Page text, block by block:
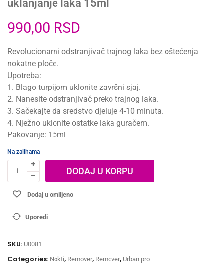
uklanjanje laka 15ml
990,00 RSD
Revolucionarni odstranjivač trajnog laka bez oštećenja
nokatne ploče.
Upotreba:
1. Blago turpijom uklonite završni sjaj.
2. Nanesite odstranjivač preko trajnog laka.
3. Sačekajte da sredstvo djeluje 4-10 minuta.
4. Nježno uklonite ostatke laka guračem.
Pakovanje: 15ml
Na zalihama
DODAJ U KORPU
Dodaj u omiljeno
Uporedi
SKU: U0081
Categories: Nokti, Remover, Remover, Urban pro